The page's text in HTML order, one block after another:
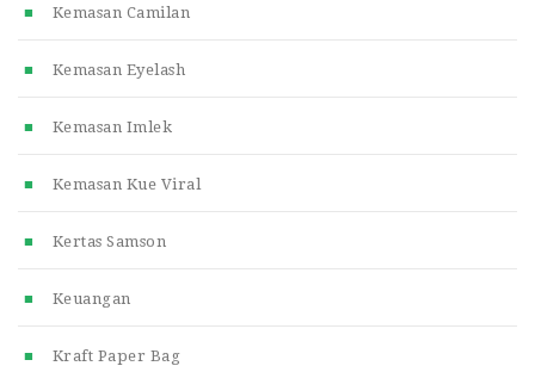
Kemasan Camilan
Kemasan Eyelash
Kemasan Imlek
Kemasan Kue Viral
Kertas Samson
Keuangan
Kraft Paper Bag